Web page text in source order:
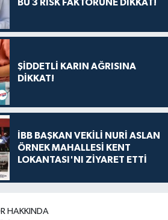
BU 3 RİSK FAKTÖRÜNE DİKKAT!
ŞİDDETLİ KARIN AĞRISINA
DİKKAT!
İBB BAŞKAN VEKİLİ NURİ ASLAN
ÖRNEK MAHALLESİ KENT
LOKANTASI'NI ZİYARET ETTİ
HAKKINDA